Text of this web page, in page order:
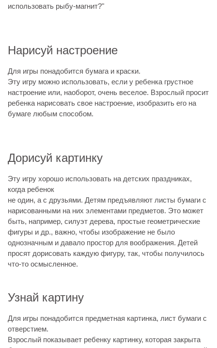
использовать рыбу-магнит?"
Нарисуй настроение
Для игры понадобится бумага и краски.
Эту игру можно использовать, если у ребенка грустное
настроение или, наоборот, очень веселое. Взрослый просит
ребенка нарисовать свое настроение, изобразить его на
бумаге любым способом.
Дорисуй картинку
Эту игру хорошо использовать на детских праздниках,
когда ребенок
не один, а с друзьями. Детям предъявляют листы бумаги с
нарисованными на них элементами предметов. Это может
быть, например, силуэт дерева, простые геометрические
фигуры и др., важно, чтобы изображение не было
однозначным и давало простор для воображения. Детей
просят дорисовать каждую фигуру, так, чтобы получилось
что-то осмысленное.
Узнай картину
Для игры понадобится предметная картинка, лист бумаги с
отверстием.
Взрослый показывает ребенку картинку, которая закрыта